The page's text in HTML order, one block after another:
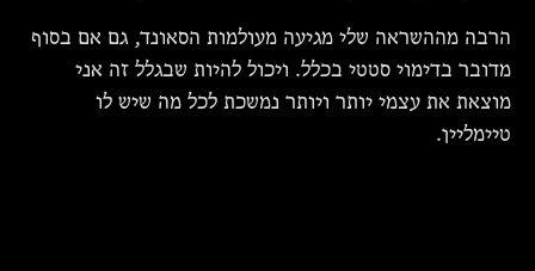
הרבה מההשראה שלי מגיעה מעולמות הסאונד, גם אם בסוף
מדובר בדימוי סטטי בכלל. ויכול להיות שבגלל זה אני
מוצאת את עצמי יותר ויותר נמשכת לכל מה שיש לו
טיימליין.